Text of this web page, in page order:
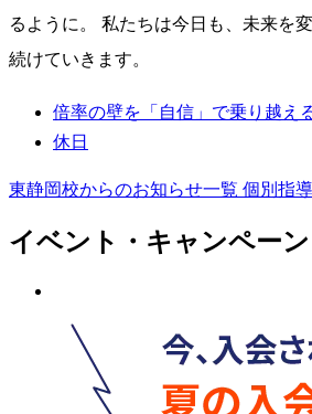
るように。 私たちは今日も、未来を
続けていきます。
倍率の壁を「自信」で乗り越え
休日
東静岡校からのお知らせ一覧 個別指
イベント・キャンペーン